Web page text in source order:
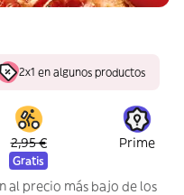
2x1 en algunos productos
2,95 €
Gratis
Prime
al precio más bajo de los